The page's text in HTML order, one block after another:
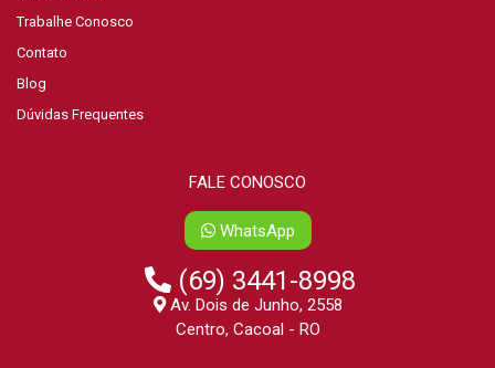
Trabalhe Conosco
Contato
Blog
Dúvidas Frequentes
FALE CONOSCO
WhatsApp
(69) 3441-8998
Av. Dois de Junho, 2558
Centro, Cacoal - RO